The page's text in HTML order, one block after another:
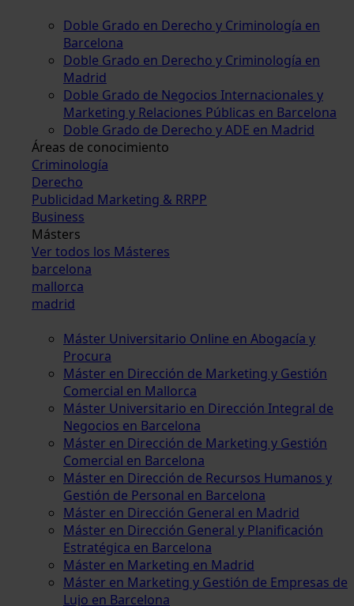
Doble Grado en Derecho y Criminología en
Barcelona
Doble Grado en Derecho y Criminología en
Madrid
Doble Grado de Negocios Internacionales y
Marketing y Relaciones Públicas en Barcelona
Doble Grado de Derecho y ADE en Madrid
Áreas de conocimiento
Criminología
Derecho
Publicidad Marketing & RRPP
Business
Másters
Ver todos los Másteres
barcelona
mallorca
madrid
Máster Universitario Online en Abogacía y
Procura
Máster en Dirección de Marketing y Gestión
Comercial en Mallorca
Máster Universitario en Dirección Integral de
Negocios en Barcelona
Máster en Dirección de Marketing y Gestión
Comercial en Barcelona
Máster en Dirección de Recursos Humanos y
Gestión de Personal en Barcelona
Máster en Dirección General en Madrid
Máster en Dirección General y Planificación
Estratégica en Barcelona
Máster en Marketing en Madrid
Máster en Marketing y Gestión de Empresas de
Lujo en Barcelona